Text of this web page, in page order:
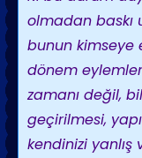
olmadan baskı
bunun kimseye
dönem
zamanı değil,
geçirilmesi,
kendinizi yanlış